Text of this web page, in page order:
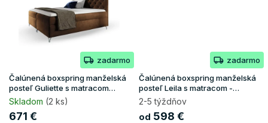
zadarmo
Čalúnená boxspring manželská
posteľ Guliette s matracom
180x200 - hnedá
Skladom (2 ks)
671 €
zadarmo
Čalúnená boxspring manželská
posteľ Leila s matracom -
béžová
2-5 týždňov
od 598 €